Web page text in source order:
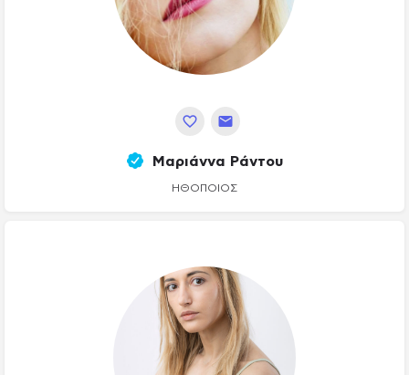
Μαριάννα Ράντου
ΗΘΟΠΟΙΌΣ